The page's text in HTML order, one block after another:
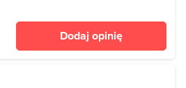
Dodaj opinię